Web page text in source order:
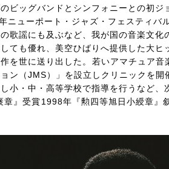
ビッグバンドとシンフォニーとの初
ニューポート・ジャズ・フェスティバ
歌謡にも及ぶなど、我が国の音楽文
ても優れ、美空ひばりへ提供した大
を世に送り出した。 若いアマチュア
ン（JMS）」を設立しクリニックを
小・中・高等学校で指導を行うなど
章』受賞 1998年『勲四等旭日小綬章』